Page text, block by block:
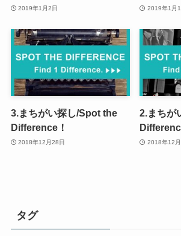
2019年1月2日 2019年1月1
3.まちがい探し/Spot the
Difference！
2018年12月28日
2.まちが
2018年12
タグ